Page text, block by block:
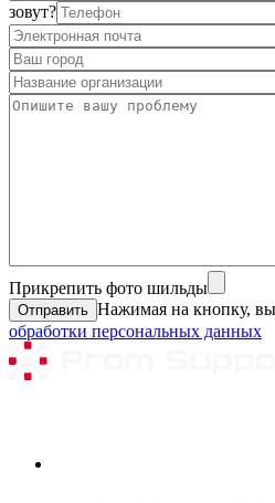
зовут?
Прикрепить фото шильды
Нажимая на кнопку, вы
обработки персональных данных